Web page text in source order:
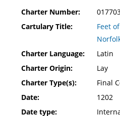
Charter Number:
Cartulary Title:
Feet
Charter Language:
Latin
Charter Origin:
Lay
Charter Type(s):
Final
Date:
1202
Date type: